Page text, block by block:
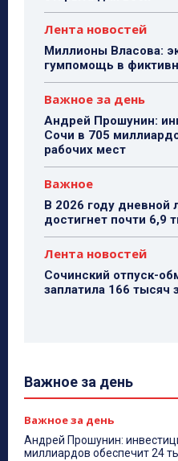
Лента новостей
Миллионы Власова:
гумпомощь в
Важное за день
Андрей Прошунин:
Сочи в 705
рабочих мест
Важное
В 2026 году дневной
достигнет почти 6,9
Лента новостей
Сочинский отпуск-
заплатила 166
Важное за день
Важное за день
Андрей Прошунин:
миллиардов обеспечит 24